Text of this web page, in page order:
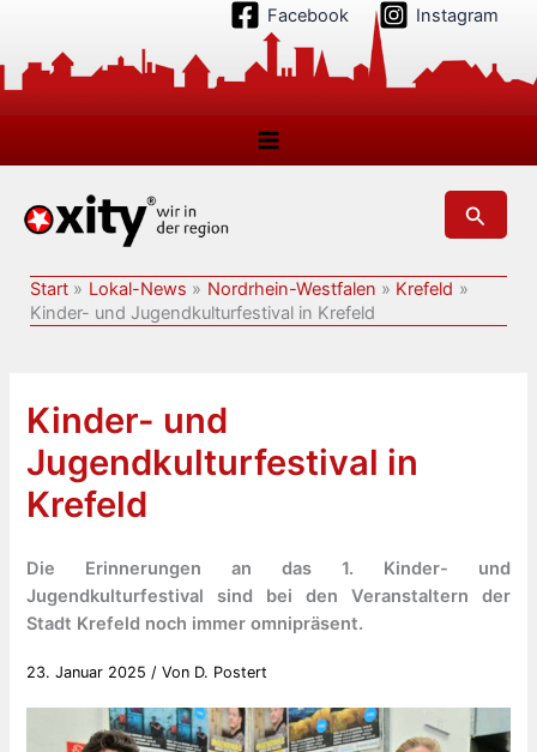
springen
Facebook Instagram
Suchen
Start Lokal-News Nordrhein-Westfalen
Krefeld
Kinder- und Jugendkulturfestival in Krefeld
Kinder- und
Jugendkulturfestival in
Krefeld
Die Erinnerungen an das 1. Kinder- und
Jugendkulturfestival sind bei den Veranstaltern der
Stadt Krefeld noch immer omnipräsent.
23. Januar 2025 / Von D. Postert